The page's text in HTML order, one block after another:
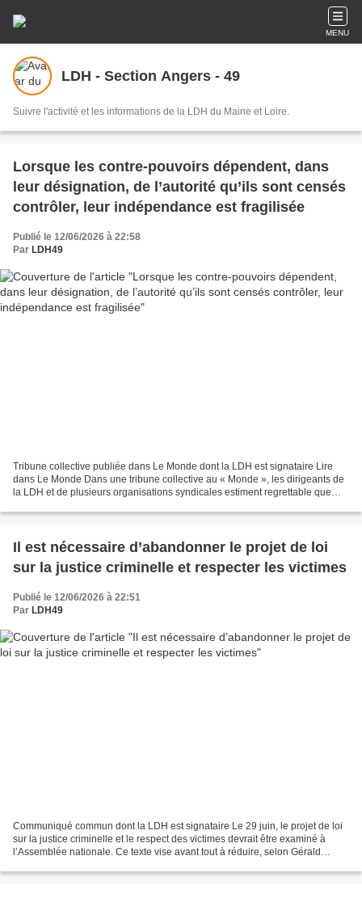
MENU
LDH - Section Angers - 49
Suivre l'activité et les informations de la LDH du Maine et Loire.
Lorsque les contre-pouvoirs dépendent, dans
leur désignation, de l’autorité qu’ils sont censés
contrôler, leur indépendance est fragilisée
Publié le 12/06/2026 à 22:58
Par LDH49
Tribune collective publiée dans Le Monde dont la LDH est signataire Lire
dans Le Monde Dans une tribune collective au « Monde », les dirigeants de
la LDH et de plusieurs organisations syndicales estiment regrettable que
Il est nécessaire d’abandonner le projet de loi
sur la justice criminelle et respecter les victimes
Publié le 12/06/2026 à 22:51
Par LDH49
Communiqué commun dont la LDH est signataire Le 29 juin, le projet de loi
sur la justice criminelle et le respect des victimes devrait être examiné à
l’Assemblée nationale. Ce texte vise avant tout à réduire, selon Gérald